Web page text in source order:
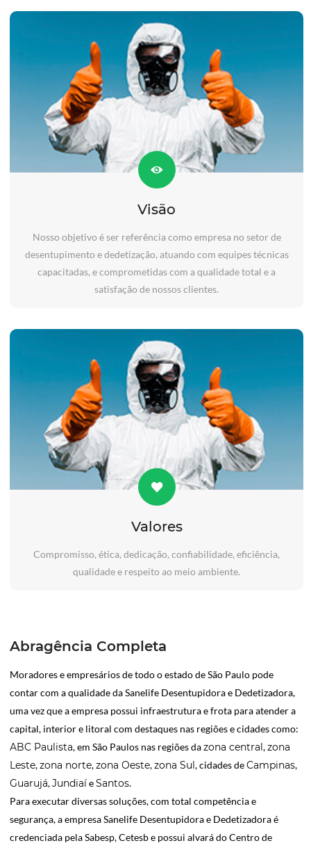
Visão
Nosso objetivo é ser referência como empresa no setor de
desentupimento e dedetização, atuando com equipes técnicas
capacitadas, e comprometidas com a qualidade total e a
satisfação de nossos clientes.
Valores
Compromisso, ética, dedicação, confiabilidade, eficiência,
qualidade e respeito ao meio ambiente.
Abragência Completa
Moradores e empresários de todo o estado de São Paulo pode
contar com a qualidade da Sanelife Desentupidora e Dedetizadora,
uma vez que a empresa possui infraestrutura e frota para atender a
capital, interior e litoral com destaques nas regiões e cidades como:
ABC Paulista, em São Paulos nas regiões dazona central ,zona
Leste,zona norte,zona Oeste,zona Sul , cidades deCampinas,
Guarujá,JundiaíeSantos.
Para executar diversas soluções, com total competência e
segurança, a empresa Sanelife Desentupidora e Dedetizadora é
credenciada pela Sabesp, Cetesb e possui alvará do Centro de